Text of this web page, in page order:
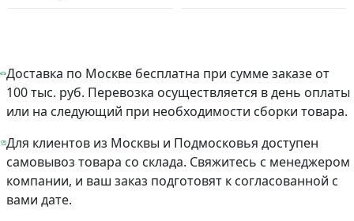
Доставка по Москве бесплатна при сумме заказе от
100 тыс. руб. Перевозка осуществляется в день оплаты
или на следующий при необходимости сборки товара.
Для клиентов из Москвы и Подмосковья доступен
самовывоз товара со склада. Свяжитесь с менеджером
компании, и ваш заказ подготовят к согласованной с
вами дате.